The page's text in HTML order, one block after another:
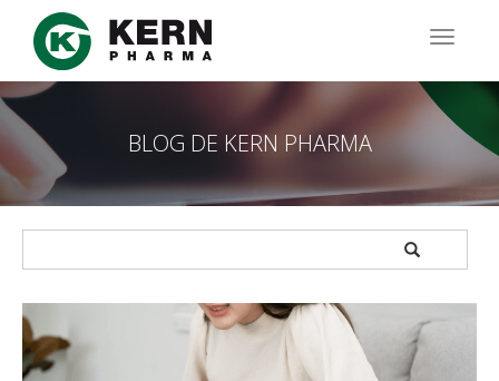
Pasar
contenido
principal
BLOG DE KERN PHARMA
APPLY